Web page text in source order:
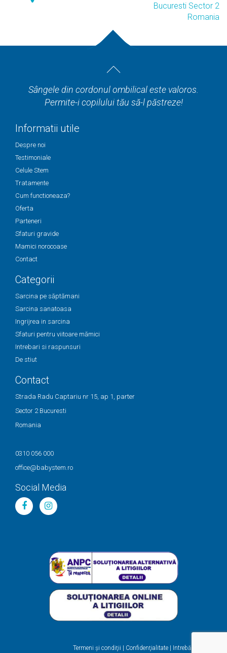
Bucuresti Sector 2
Romania
Sângele din cordonul ombilical este valoros.
Permite-i copilului tău să-l păstreze!
Informatii utile
Despre noi
Testimoniale
Celule Stem
Tratamente
Cum functioneaza?
Oferta
Parteneri
Sfaturi gravide
Mamici norocoase
Contact
Categorii
Sarcina pe săptămani
Sarcina sanatoasa
Ingrijrea in sarcina
Sfaturi pentru viitoare mămici
Intrebari si raspunsuri
De stiut
Contact
Strada Radu Captariu nr 15, ap 1, parter
Sector 2 Bucuresti
Romania
0310 056 000
office@babystem.ro
Social Media
Termeni şi condiţii Confidenţialitate Intrebări frecvente